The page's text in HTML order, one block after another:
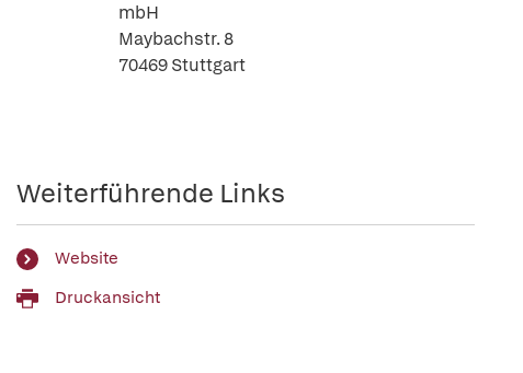
mbH
Maybachstr. 8
70469 Stuttgart
Weiterführende Links
Website
Druckansicht